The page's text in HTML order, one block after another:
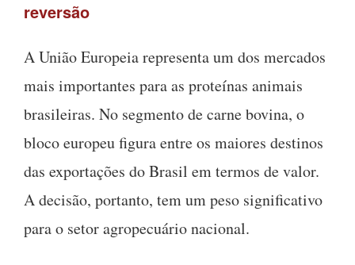
reversão
A União Europeia representa um dos mercados
mais importantes para as proteínas animais
brasileiras. No segmento de carne bovina, o
bloco europeu figura entre os maiores destinos
das exportações do Brasil em termos de valor.
A decisão, portanto, tem um peso significativo
para o setor agropecuário nacional.